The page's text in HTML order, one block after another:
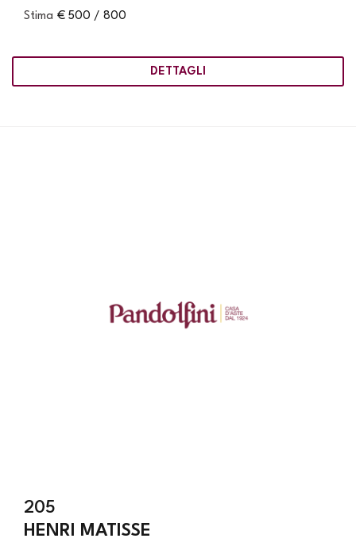
Stima € 500 / 800
DETTAGLI
205
HENRI MATISSE